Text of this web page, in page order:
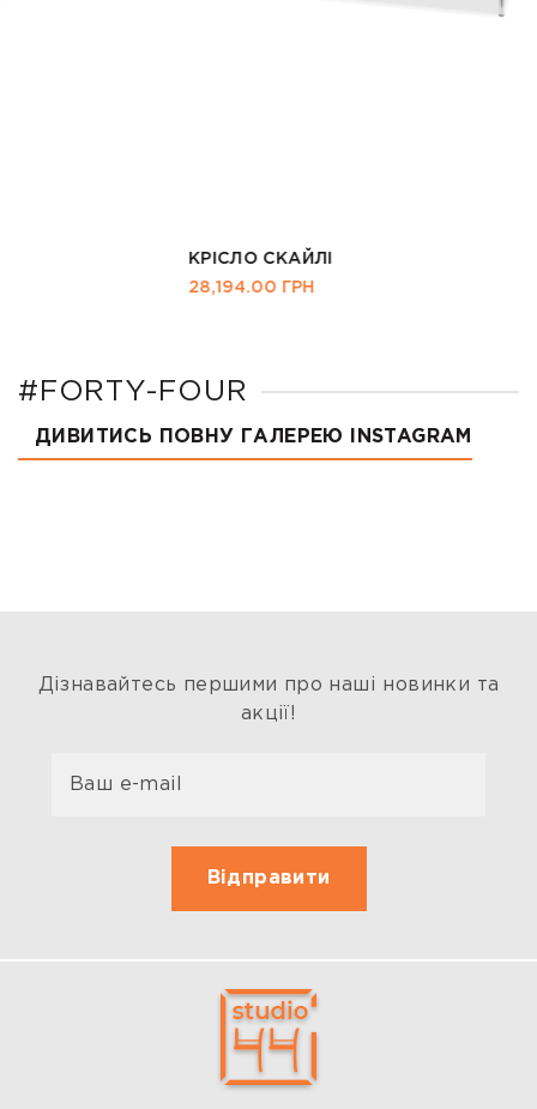
#FORTY-FOUR
ДИВИТИСЬ ПОВНУ ГАЛЕРЕЮ INSTAGRAM
Дізнавайтесь першими про наші новинки та
акції!